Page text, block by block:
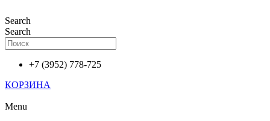
к
содержимому
Search
Search
+7 (3952) 778-725
КОРЗИНА
Menu